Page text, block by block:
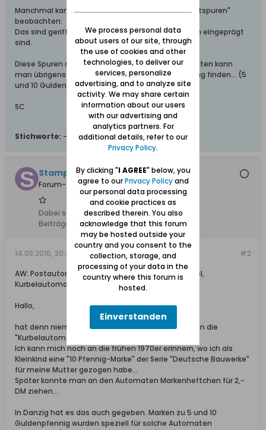
Manchmal kann man auf diesen Marken "Transportspuren"
beobachten:
Das sind geriffelte Streifen, die auf solchen Marken eingeprägt
sind.
Diese Spuren der Transporträder für Kurbelautomaten kann
man übrigens auch bei Marken in normaler Zähnung finden... (5
und 10 Guldenpfennige)
SC
Stichworte: -
StampCollector
Forum-Teilnehmer
Dabei seit:
19.01.2014
Beiträge:
924
#2
14.03.2015, 20:47
AW: Postautomation in Danzig, Maschinenstempel,
Kurbelautomaten etc.
Hallo,
hat denn niemand hier im Forum eine Erinnerung an die
"Kurbelautomaten"?!
Ich kann mich noch an die frühen 1970er erinnern, wo ich als
Kleinkind eine "10 Pfennig-Marke" der Serie "Deutsche Bauwerke"
für meine Mutter gezogen habe...
Später konnte man an den Automaten Markenheftchen für 2,-
DM ziehen...
In Danzig hat es das auch gegeben. Marken zu 5 und 10
Guldenpfennig wurden speziell für solche Automaten
We process personal data
about users of our site, through
the use of cookies and other
technologies, to deliver our
services, personalize
advertising, and to analyze site
activity. We may share certain
information about our users
with our advertising and
analytics partners. For
additional details, refer to our
Privacy Policy.
By clicking "I AGREE" below, you
agree to ourPrivacy Policyand
our personal data processing
and cookie practices as
described therein. You also
acknowledge that this forum
may be hosted outside your
country and you consent to the
collection, storage, and
processing of your data in the
country where this forum is
hosted.
Einverstanden